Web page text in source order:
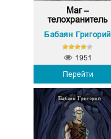
Маг –
телохранитель
Бабаян Григорий
Перейти
1951